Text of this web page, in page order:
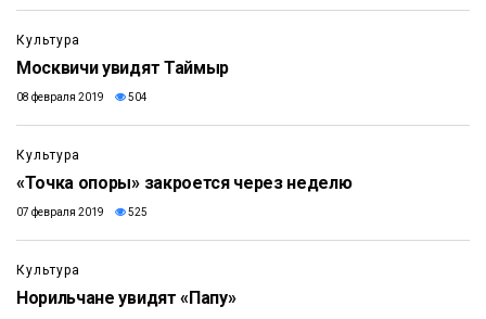
Культура
Москвичи увидят Таймыр
08 февраля 2019 504
Культура
«Точка опоры» закроется через неделю
07 февраля 2019 525
Культура
Норильчане увидят «Папу»